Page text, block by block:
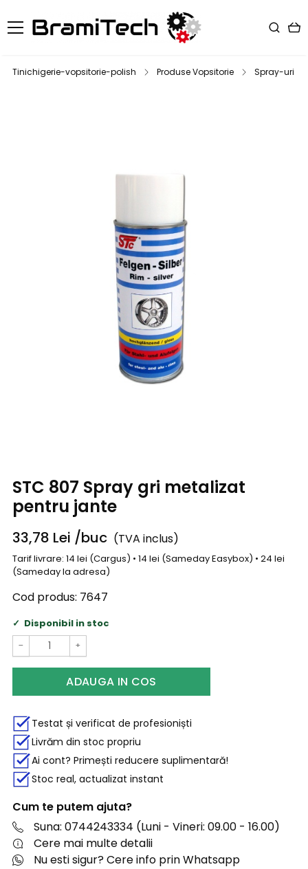
Tinichigerie-vopsitorie-polish Produse Vopsitorie Spray-uri
STC 807 Spray gri metalizat
pentru jante
33,78 Lei /buc (TVA inclus)
Tarif livrare: 14 lei (Cargus) • 14 lei (Sameday Easybox) • 24 lei
(Sameday la adresa)
Cod produs: 7647
Disponibil in stoc
− +
ADAUGA IN COS
Testat și verificat de profesioniști
Livrăm din stoc propriu
Ai cont? Primești reducere suplimentară!
Stoc real, actualizat instant
Cum te putem ajuta?
Suna: 0744243334 (Luni - Vineri: 09.00 - 16.00)
Cere mai multe detalii
Nu esti sigur? Cere info prin Whatsapp